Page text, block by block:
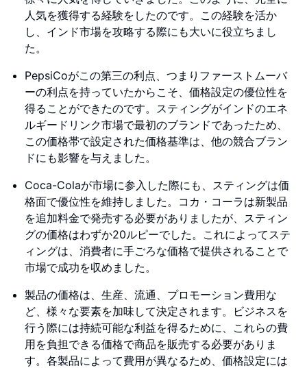
人気を獲得する経験をしたのです。この経験を活か
し、インド市場を攻略する際にも大いに役立ちまし
た。
PepsiCoがこの第三の利点、つまりファーストムーバ
ーの利点を持っていたからこそ、価格設定の優位性を
得ることができたのです。スティングがインドのエネ
ルギードリンク市場で最初のブランドであったため、
この価格帯で設定された価格基準は、他の競合ブラン
ドにも影響を与えました。
Coca-Colaが市場に参入した際にも、スティングは価
格面で優位性を維持しました。コカ・コーラは新製品
を追加料金で発売する必要がありましたが、スティン
グの価格はわずか20ルピーでした。これによってステ
ィングは、消費者に手ごろな価格で提供されることで
市場で成功を収めました。
製品の価格は、生産、流通、プロモーション費用な
ど、様々な要素を加味して決定されます。ビジネスを
行う際には持続可能な利益を得るために、これらの費
用を負担できる価格で商品を販売する必要がありま
す。各製品によって費用が異なるため、価格設定には